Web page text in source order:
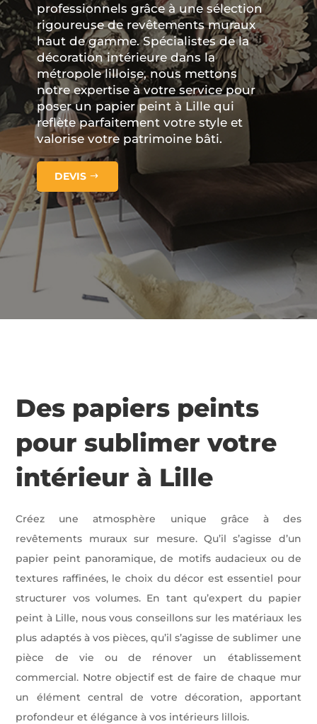
professionnels grâce à une sélection
rigoureuse de revêtements muraux
haut de gamme. Spécialistes de la
décoration intérieure dans la
métropole lilloise, nous mettons
notre expertise à votre service pour
poser un papier peint à Lille qui
reflète parfaitement votre style et
valorise votre patrimoine bâti.
DEVIS
Des papiers peints
pour sublimer votre
intérieur à Lille
Créez une atmosphère unique grâce à des
revêtements muraux sur mesure. Qu’il s’agisse d’un
papier peint panoramique, de motifs audacieux ou de
textures raffinées, le choix du décor est essentiel pour
structurer vos volumes. En tant qu’expert du papier
peint à Lille, nous vous conseillons sur les matériaux les
plus adaptés à vos pièces, qu’il s’agisse de sublimer une
pièce de vie ou de rénover un établissement
commercial. Notre objectif est de faire de chaque mur
un élément central de votre décoration, apportant
profondeur et élégance à vos intérieurs lillois.